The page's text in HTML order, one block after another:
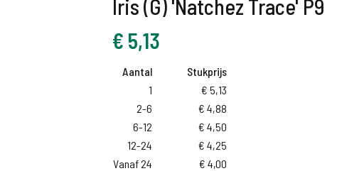
Iris (G) 'Natchez Trace' P9
€ 5,13
Aantal
Stukprijs
1
€ 5,13
2-6
€ 4,88
6-12
€ 4,50
12-24
€ 4,25
Vanaf 24
€ 4,00